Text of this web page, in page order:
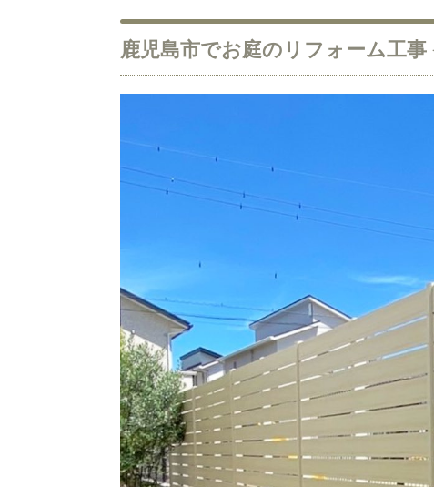
鹿児島市でお庭のリフォーム工